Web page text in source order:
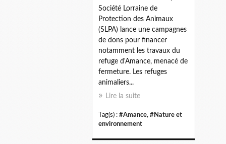
Société Lorraine de
Protection des Animaux
(SLPA) lance une campagnes
de dons pour financer
notamment les travaux du
refuge d'Amance, menacé de
fermeture. Les refuges
animaliers...
Lire la suite
Tag(s) : #Amance, #Nature et
environnement